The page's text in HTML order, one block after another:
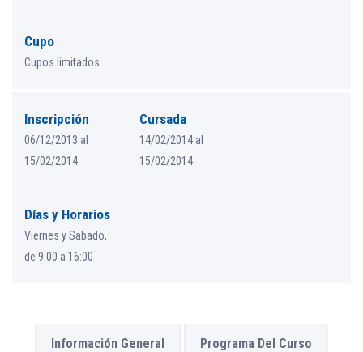
Cupo
Cupos limitados
Inscripción
06/12/2013 al
15/02/2014
Cursada
14/02/2014 al
15/02/2014
Días y Horarios
Viernes y Sabado,
de 9:00 a 16:00
Información General Programa Del Curso